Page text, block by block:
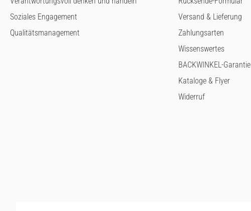
Soziales Engagement
Qualitätsmanagement
Versand & Lieferung
Zahlungsarten
Wissenswertes
BACKWINKEL-Garantie
Kataloge & Flyer
Widerruf